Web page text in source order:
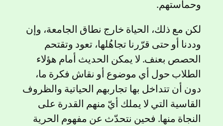
وحماستهم.
لكن مع ذلك، الحياة خارج نطاق الجامعة، وإن
وددنا أو حتى قرّرنا تجاهُلها، تعود وتقتحم
الحصص بعنف. لا يمكن الحديث أمام هؤلاء
الطلاب حول أي موضوع أو نقاش فكرة ما،
دون أن تتداخل بها تجاربهم الحياتية والظروف
القاسية التي لا يملك أيّ منهم القدرة على
النجاة منها. فحين نتحدّث عن مفهوم الحرية